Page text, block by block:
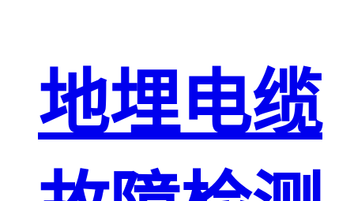
地埋电缆